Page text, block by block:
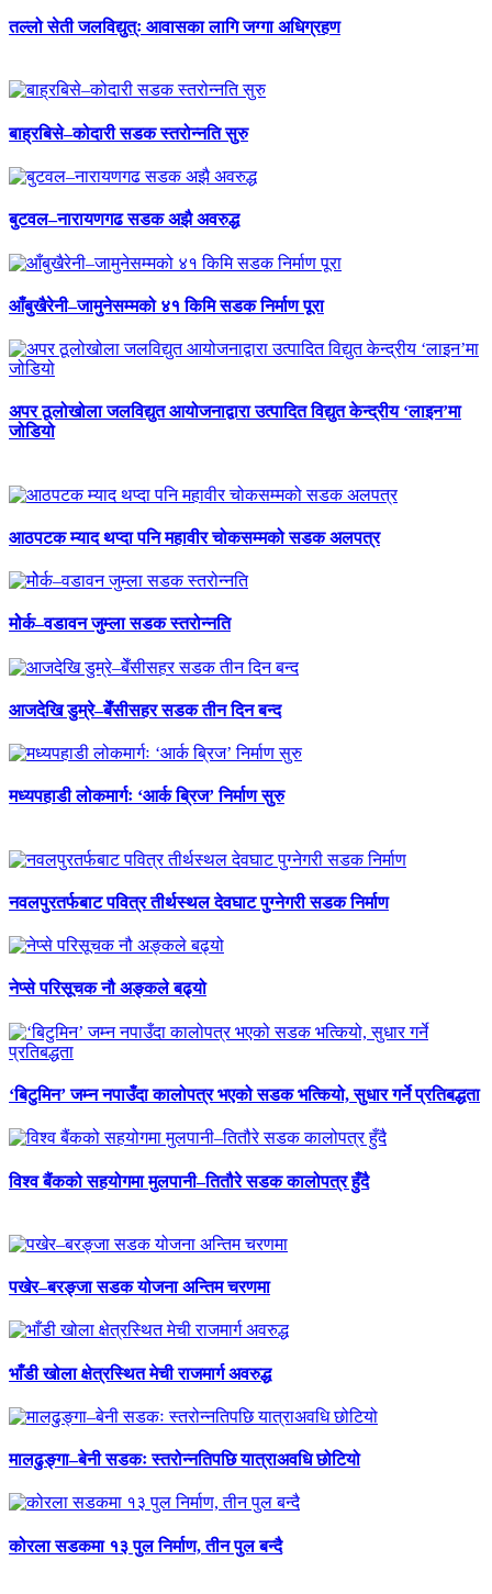
तल्लो सेती जलविद्युत्ः आवासका लागि जग्गा अधिग्रहण
बाह्रबिसे–कोदारी सडक स्तरोन्नति सुरु
बुटवल–नारायणगढ सडक अझै अवरुद्ध
आँबुखैरेनी–जामुनेसम्मको ४१ किमि सडक निर्माण पूरा
अपर ठूलोखोला जलविद्युत आयोजनाद्वारा उत्पादित विद्युत केन्द्रीय ‘लाइन’मा
जोडियो
आठपटक म्याद थप्दा पनि महावीर चोकसम्मको सडक अलपत्र
मोेर्क–वडावन जुम्ला सडक स्तरोन्नति
आजदेखि डुम्रे–बेँसीसहर सडक तीन दिन बन्द
मध्यपहाडी लोकमार्गः ‘आर्क ब्रिज’ निर्माण सुरु
नवलपुरतर्फबाट पवित्र तीर्थस्थल देवघाट पुग्नेगरी सडक निर्माण
नेप्से परिसूचक नौ अङ्कले बढ्यो
‘बिटुमिन’ जम्न नपाउँदा कालोपत्र भएको सडक भत्कियो, सुधार गर्ने प्रतिबद्धता
विश्व बैंकको सहयोगमा मुलपानी–तितौरे सडक कालोपत्र हुँदै
पखेर–बरङ्जा सडक योजना अन्तिम चरणमा
भाँडी खोला क्षेत्रस्थित मेची राजमार्ग अवरुद्ध
मालढुङ्गा–बेनी सडकः स्तरोन्नतिपछि यात्राअवधि छोटियो
कोरला सडकमा १३ पुल निर्माण, तीन पुल बन्दै